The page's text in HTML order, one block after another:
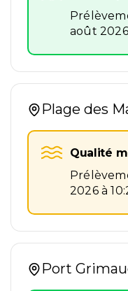
août
Plage des
Qualité
2026 à
Port